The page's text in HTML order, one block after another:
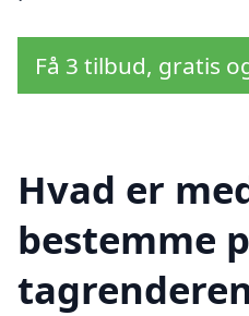
Få 3 tilbud, gratis
Hvad er
bestemme